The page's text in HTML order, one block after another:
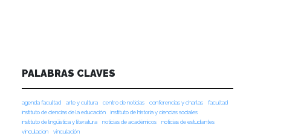
PALABRAS CLAVES
agenda facultad arte y cultura centro de noticias conferencias y charlas
facultad
instituto de ciencias de la educación
instituto de historia y ciencias sociales
instituto de lingüística y literatura
noticias de académicos
noticias de estudiantes
vinculacion
vinculación